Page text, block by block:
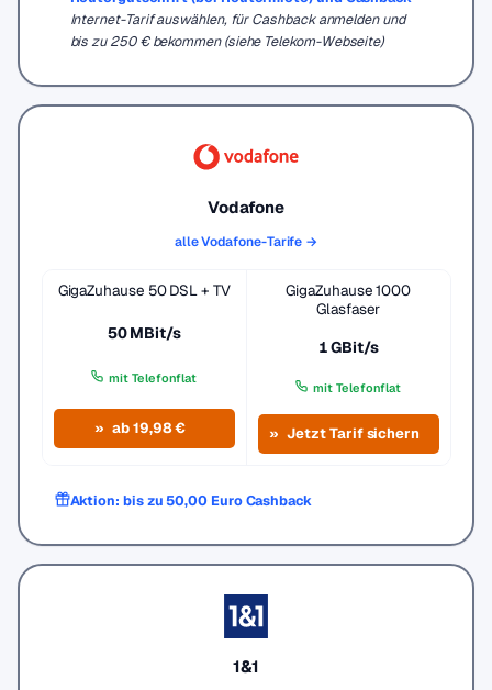
Internet-Tarif auswählen, für Cashback anmelden und
bis zu 250 € bekommen (siehe Telekom-Webseite)
Vodafone
alle Vodafone-Tarife →
GigaZuhause 50 DSL + TV
50 MBit/s
mit Telefonflat
ab 19,98 €
GigaZuhause 1000
Glasfaser
1 GBit/s
mit Telefonflat
Jetzt Tarif sichern
Aktion: bis zu 50,00 Euro Cashback
1&1